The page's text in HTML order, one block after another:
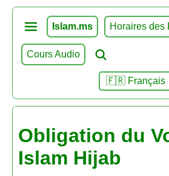
Islam.ms Horaires des
Cours Audio
🇫🇷 Français
Obligation du
Islam Hijab